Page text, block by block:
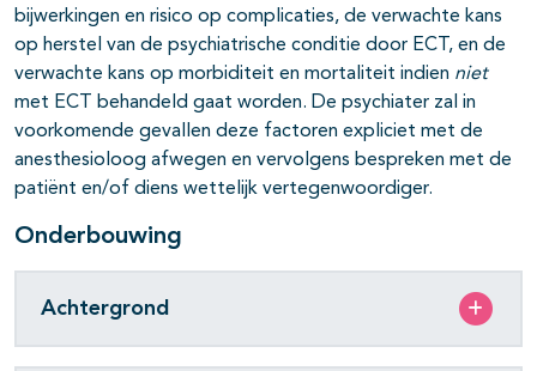
bijwerkingen en risico op complicaties, de verwachte kans
op herstel van de psychiatrische conditie door ECT, en de
verwachte kans op morbiditeit en mortaliteit indien niet
met ECT behandeld gaat worden. De psychiater zal in
voorkomende gevallen deze factoren expliciet met de
anesthesioloog afwegen en vervolgens bespreken met de
patiënt en/of diens wettelijk vertegenwoordiger.
Onderbouwing
Achtergrond